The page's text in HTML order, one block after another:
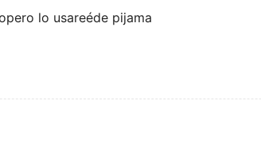
lo usareéde pijama